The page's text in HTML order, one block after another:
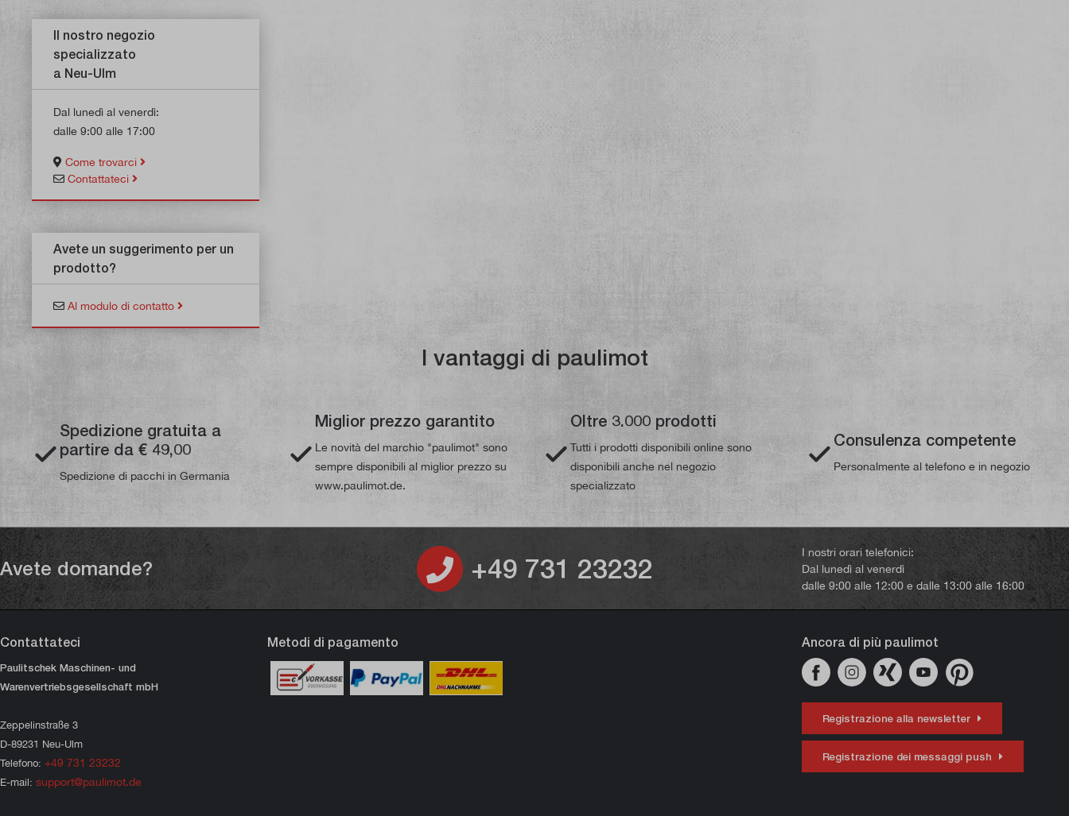
Il nostro negozio
specializzato
a Neu-Ulm
Dal lunedì al venerdì:
dalle 9:00 alle 17:00
Come trovarci
Contattateci
Avete un suggerimento per un
prodotto?
Al modulo di contatto
I vantaggi di paulimot
Spedizione gratuita a
partire da € 49,00
Spedizione di pacchi in Germania
Miglior prezzo garantito
Le novità del marchio "paulimot" sono
sempre disponibili al miglior prezzo su
www.paulimot.de.
Oltre 3.000 prodotti
Tutti i prodotti disponibili online sono
disponibili anche nel negozio
specializzato
Consulenza competente
Personalmente al telefono e in negozio
Avete domande? +49 731 23232
I nostri orari telefonici:
Dal lunedì al venerdì
dalle 9:00 alle 12:00 e dalle 13:00 alle 16:00
Contattateci
Paulitschek Maschinen- und
Warenvertriebsgesellschaft mbH
Zeppelinstraße 3
D-89231 Neu-Ulm
Telefono: +49 731 23232
E-mail: support@paulimot.de
Metodi di pagamento Ancora di più paulimot
Registrazione alla newsletter
Registrazione dei messaggi push